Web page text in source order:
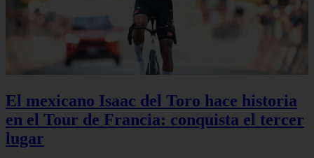
El mexicano Isaac del Toro hace historia
en el Tour de Francia: conquista el tercer
lugar